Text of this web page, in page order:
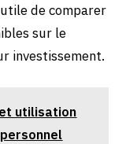
de comparer
sur le
investissement.
utilisation